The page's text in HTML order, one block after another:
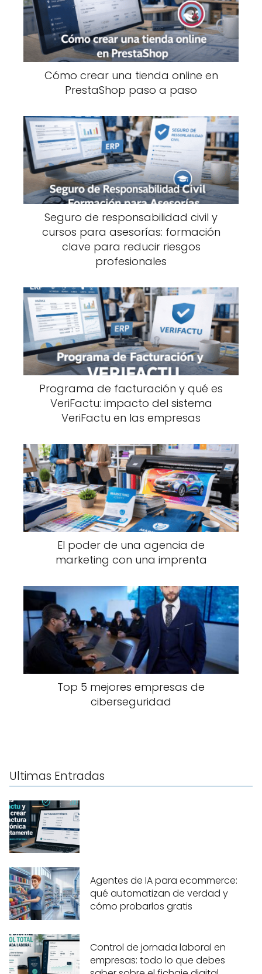
Cómo crear una tienda online en
PrestaShop paso a paso
Seguro de responsabilidad civil y
cursos para asesorías: formación
clave para reducir riesgos
profesionales
Programa de facturación y qué es
VeriFactu: impacto del sistema
VeriFactu en las empresas
El poder de una agencia de
marketing con una imprenta
Top 5 mejores empresas de
ciberseguridad
Ultimas Entradas
Agentes de IA para ecommerce:
qué automatizan de verdad y
cómo probarlos gratis
Control de jornada laboral en
empresas: todo lo que debes